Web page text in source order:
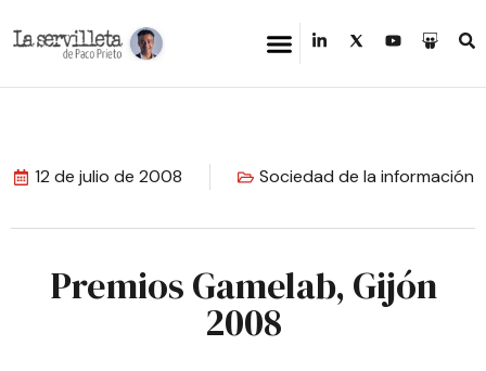
12 de julio de 2008 Sociedad de la información
Premios Gamelab, Gijón
2008